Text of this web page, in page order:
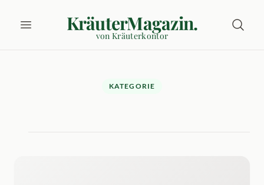
KräuterMagazin.
von Kräuterkontor
KATEGORIE